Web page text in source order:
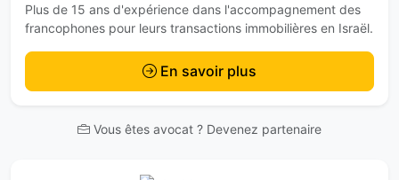
Plus de 15 ans d'expérience dans l'accompagnement des
francophones pour leurs transactions immobilières en Israël.
En savoir plus
Vous êtes avocat ? Devenez partenaire